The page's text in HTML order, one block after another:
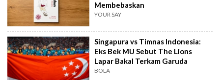
Membebaskan
YOUR SAY
Singapura vs Timnas Indonesia:
Eks Bek MU Sebut The Lions
Lapar Bakal Terkam Garuda
BOLA